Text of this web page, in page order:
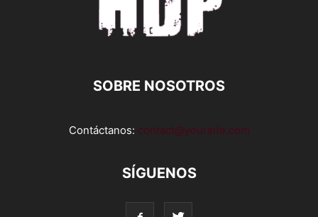
SOBRE NOSOTROS
Contáctanos: contact@yoursite.com
SÍGUENOS